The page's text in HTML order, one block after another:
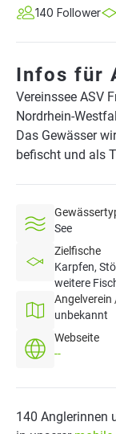
140 Follower
Infos für
Vereinssee ASV
Nordrhein-
Das Gewässer
befischt und als
See
Zielfische
Karpfen,
weitere
Angelverein
unbekannt
Webseite
--
140 Anglerinnen